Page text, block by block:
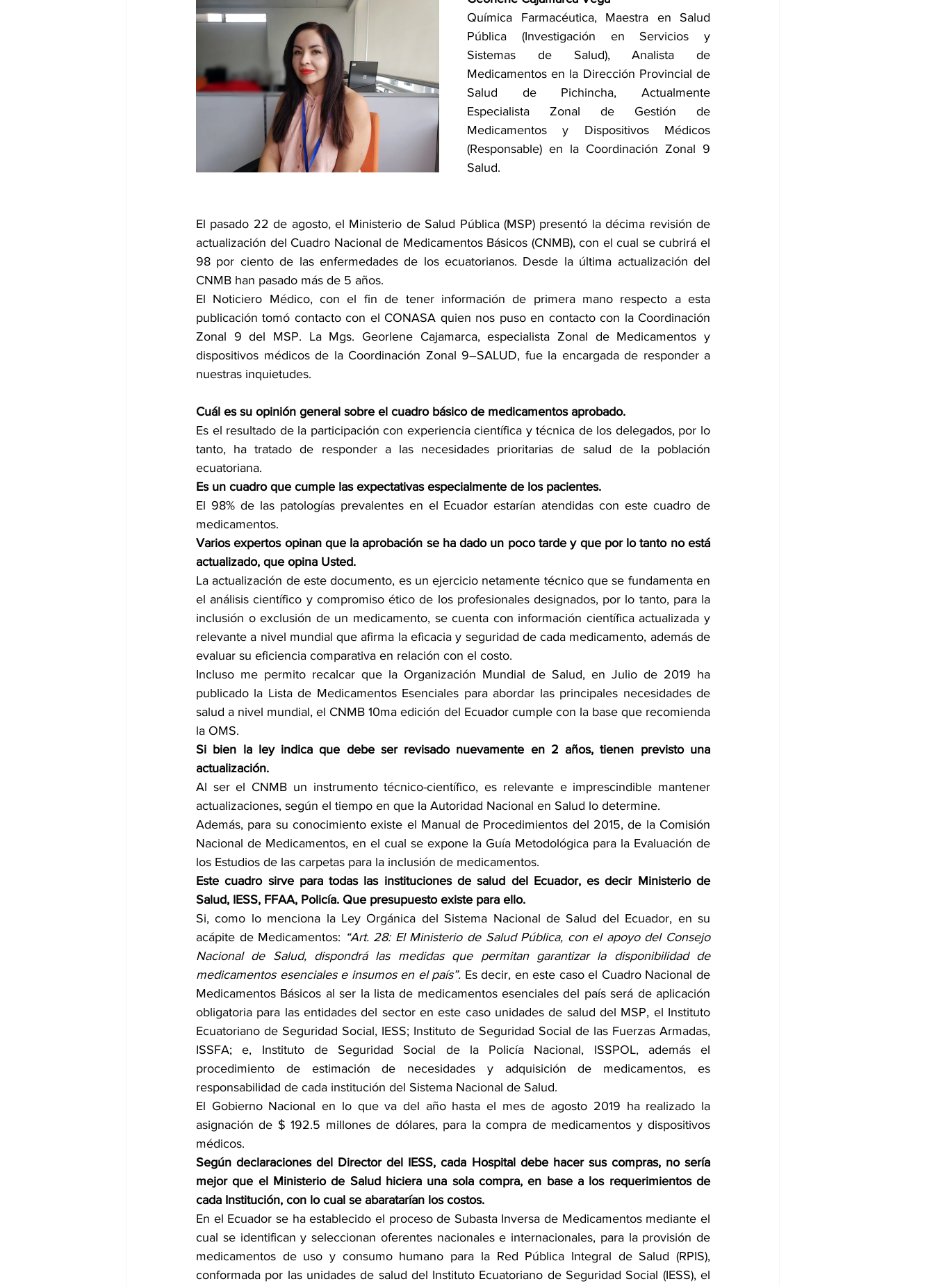
dia mundial de la hipertension
Química Farmacéutica, Maestra en Salud
Pública (Investigación en Servicios y
Sistemas de Salud), Analista de
Medicamentos en la Dirección Provincial de
Salud de Pichincha, Actualmente
Especialista Zonal de Gestión de
Medicamentos y Dispositivos Médicos
(Responsable) en la Coordinación Zonal 9
Salud.
El pasado 22 de agosto, el Ministerio de Salud Pública (MSP) presentó la décima revisión de
actualización del Cuadro Nacional de Medicamentos Básicos (CNMB), con el cual se cubrirá el
98 por ciento de las enfermedades de los ecuatorianos. Desde la última actualización del
CNMB han pasado más de 5 años.
El Noticiero Médico, con el fin de tener información de primera mano respecto a esta
publicación tomó contacto con el CONASA quien nos puso en contacto con la Coordinación
Zonal 9 del MSP. La Mgs. Georlene Cajamarca, especialista Zonal de Medicamentos y
dispositivos médicos de la Coordinación Zonal 9–SALUD, fue la encargada de responder a
nuestras inquietudes.
Cuál es su opinión general sobre el cuadro básico de medicamentos aprobado.
Es el resultado de la participación con experiencia científica y técnica de los delegados, por lo
tanto, ha tratado de responder a las necesidades prioritarias de salud de la población
ecuatoriana.
Es un cuadro que cumple las expectativas especialmente de los pacientes.
El 98% de las patologías prevalentes en el Ecuador estarían atendidas con este cuadro de
medicamentos.
Varios expertos opinan que la aprobación se ha dado un poco tarde y que por lo tanto no está
actualizado, que opina Usted.
La actualización de este documento, es un ejercicio netamente técnico que se fundamenta en
el análisis científico y compromiso ético de los profesionales designados, por lo tanto, para la
inclusión o exclusión de un medicamento, se cuenta con información científica actualizada y
relevante a nivel mundial que afirma la eficacia y seguridad de cada medicamento, además de
evaluar su eficiencia comparativa en relación con el costo.
Incluso me permito recalcar que la Organización Mundial de Salud, en Julio de 2019 ha
publicado la Lista de Medicamentos Esenciales para abordar las principales necesidades de
salud a nivel mundial, el CNMB 10ma edición del Ecuador cumple con la base que recomienda
la OMS.
Si bien la ley indica que debe ser revisado nuevamente en 2 años, tienen previsto una
actualización.
Al ser el CNMB un instrumento técnico-científico, es relevante e imprescindible mantener
actualizaciones, según el tiempo en que la Autoridad Nacional en Salud lo determine.
Además, para su conocimiento existe el Manual de Procedimientos del 2015, de la Comisión
Nacional de Medicamentos, en el cual se expone la Guía Metodológica para la Evaluación de
los Estudios de las carpetas para la inclusión de medicamentos.
Este cuadro sirve para todas las instituciones de salud del Ecuador, es decir Ministerio de
Salud, IESS, FFAA, Policía. Que presupuesto existe para ello.
Si, como lo menciona la Ley Orgánica del Sistema Nacional de Salud del Ecuador, en su
acápite de Medicamentos: “Art. 28: El Ministerio de Salud Pública, con el apoyo del Consejo
Nacional de Salud, dispondrá las medidas que permitan garantizar la disponibilidad de
medicamentos esenciales e insumos en el país”. Es decir, en este caso el Cuadro Nacional de
Medicamentos Básicos al ser la lista de medicamentos esenciales del país será de aplicación
obligatoria para las entidades del sector en este caso unidades de salud del MSP, el Instituto
Ecuatoriano de Seguridad Social, IESS; Instituto de Seguridad Social de las Fuerzas Armadas,
ISSFA; e, Instituto de Seguridad Social de la Policía Nacional, ISSPOL, además el
procedimiento de estimación de necesidades y adquisición de medicamentos, es
responsabilidad de cada institución del Sistema Nacional de Salud.
El Gobierno Nacional en lo que va del año hasta el mes de agosto 2019 ha realizado la
asignación de $ 192.5 millones de dólares, para la compra de medicamentos y dispositivos
médicos.
Según declaraciones del Director del IESS, cada Hospital debe hacer sus compras, no sería
mejor que el Ministerio de Salud hiciera una sola compra, en base a los requerimientos de
cada Institución, con lo cual se abaratarían los costos.
En el Ecuador se ha establecido el proceso de Subasta Inversa de Medicamentos mediante el
cual se identifican y seleccionan oferentes nacionales e internacionales, para la provisión de
medicamentos de uso y consumo humano para la Red Pública Integral de Salud (RPIS),
conformada por las unidades de salud del Instituto Ecuatoriano de Seguridad Social (IESS), el